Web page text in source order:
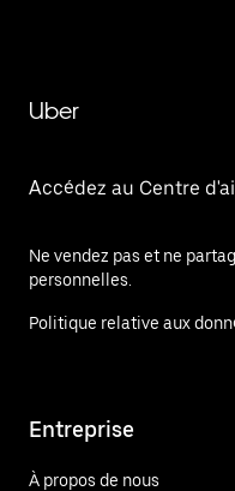
Uber
Accédez au Centre
Ne vendez pas et ne
personnelles.
Politique relative aux
Entreprise
À propos de nous